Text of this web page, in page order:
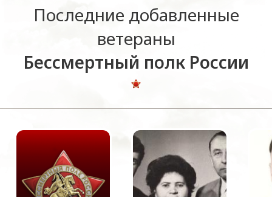
Последние добавленные
ветераны
Бессмертный полк России